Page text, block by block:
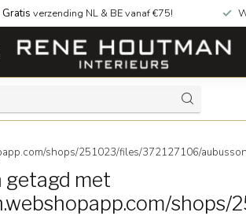
Gratis verzending NL & BE vanaf €75!
shops/251023/files/372127106/
getagd met